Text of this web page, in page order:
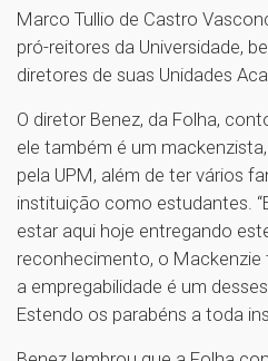
Marco Tullio de Castro
pró-reitores da Universidade,
diretores de suas Unidades
O diretor Benez, da Folha,
ele também é um
pela UPM, além de ter vários
instituição como estudantes.
estar aqui hoje entregando
reconhecimento, o
a empregabilidade é um
Estendo os parabéns a toda